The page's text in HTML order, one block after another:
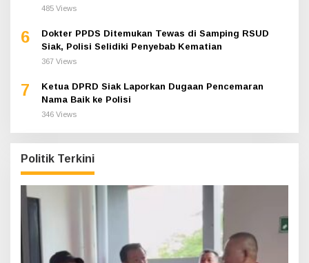
485 Views
6
Dokter PPDS Ditemukan Tewas di Samping RSUD
Siak, Polisi Selidiki Penyebab Kematian
367 Views
7
Ketua DPRD Siak Laporkan Dugaan Pencemaran
Nama Baik ke Polisi
346 Views
Politik Terkini